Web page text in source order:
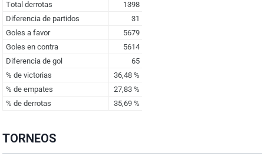
TORNEOS